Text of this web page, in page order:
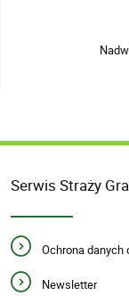
Serwis Straży
Ochrona danych
Newsletter